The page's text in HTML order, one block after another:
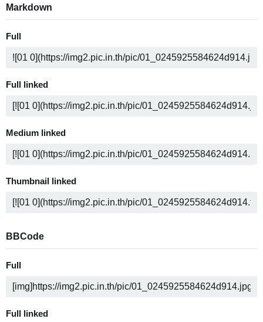
Markdown
Full
Full linked
Medium linked
Thumbnail linked
BBCode
Full
Full linked